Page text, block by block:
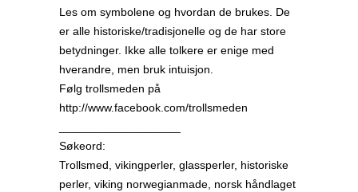
Les om symbolene og hvordan de brukes. De
er alle historiske/tradisjonelle og de har store
betydninger. Ikke alle tolkere er enige med
hverandre, men bruk intuisjon.
Følg trollsmeden på
http://www.facebook.com/trollsmeden
Søkeord:
Trollsmed, vikingperler, glassperler, historiske
perler, viking norwegianmade, norsk håndlaget